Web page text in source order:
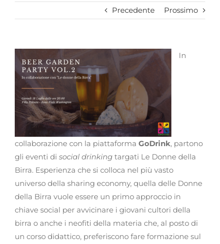
Precedente Prossimo
In
collaborazione con la piattaforma GoDrink, partono
gli eventi di social drinking targati Le Donne della
Birra. Esperienza che si colloca nel più vasto
universo della sharing economy, quella delle Donne
della Birra vuole essere un primo approccio in
chiave social per avvicinare i giovani cultori della
birra o anche i neofiti della materia che, al posto di
un corso didattico, preferiscono fare formazione sul